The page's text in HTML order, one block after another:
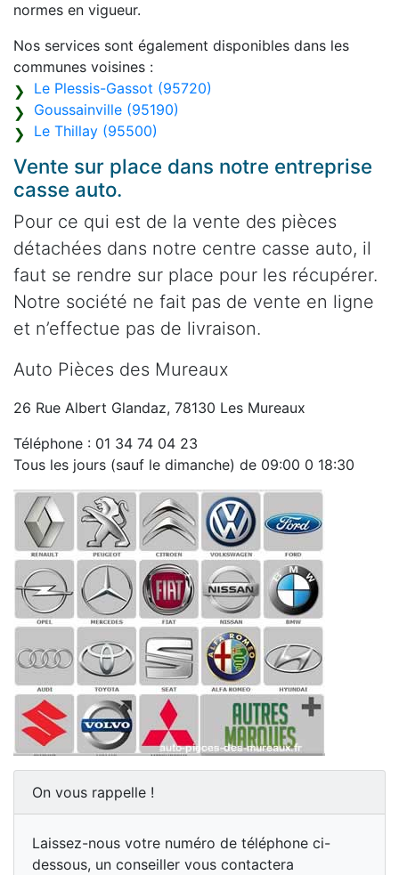
normes en vigueur.
Nos services sont également disponibles dans les
communes voisines :
Le Plessis-Gassot (95720)
Goussainville (95190)
Le Thillay (95500)
Vente sur place dans notre entreprise
casse auto.
Pour ce qui est de la vente des pièces
détachées dans notre centre casse auto, il
faut se rendre sur place pour les récupérer.
Notre société ne fait pas de vente en ligne
et n’effectue pas de livraison.
Auto Pièces des Mureaux
26 Rue Albert Glandaz, 78130 Les Mureaux
Téléphone : 01 34 74 04 23
Tous les jours (sauf le dimanche) de 09:00 0 18:30
On vous rappelle !
Laissez-nous votre numéro de téléphone ci-
dessous, un conseiller vous contactera